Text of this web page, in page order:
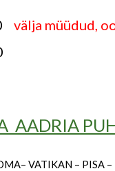
välja müüdud,
AADRIA
VATIKAN – PISA –